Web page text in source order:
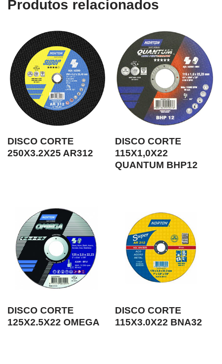
Produtos relacionados
DISCO CORTE
250X3.2X25 AR312
DISCO CORTE
115X1,0X22
QUANTUM BHP12
DISCO CORTE
125X2.5X22 OMEGA
DISCO CORTE
115X3.0X22 BNA32